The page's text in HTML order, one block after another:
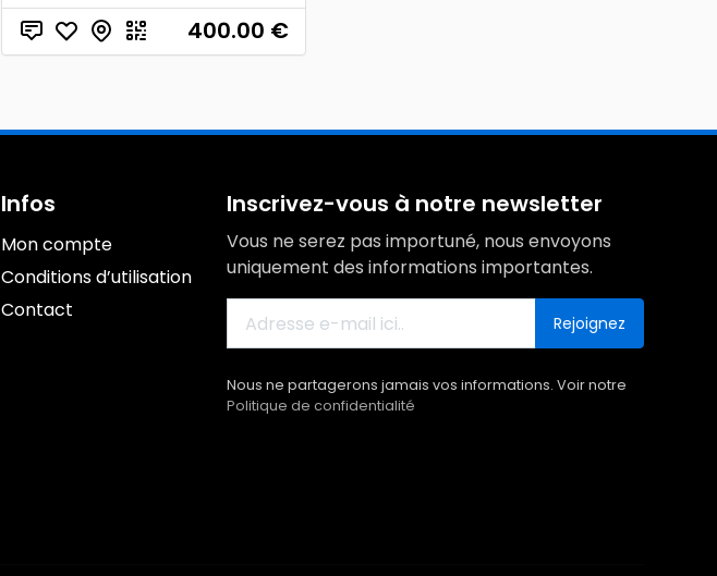
400.00 €
Infos
Mon compte
Conditions d’utilisation
Contact
Inscrivez-vous à notre newsletter
Vous ne serez pas importuné, nous envoyons
uniquement des informations importantes.
Rejoignez
Nous ne partagerons jamais vos informations. Voir notre
Politique de confidentialité